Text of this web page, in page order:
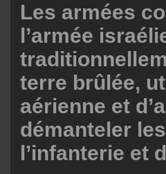
Les armées
l’armée
terre brûlée,
aérienne et
démanteler
l’infanterie et